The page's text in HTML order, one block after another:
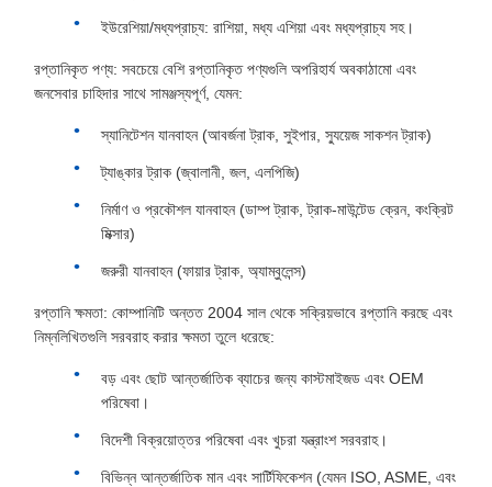
ইউরেশিয়া/মধ্যপ্রাচ্য: রাশিয়া, মধ্য এশিয়া এবং মধ্যপ্রাচ্য সহ।
রপ্তানিকৃত পণ্য: সবচেয়ে বেশি রপ্তানিকৃত পণ্যগুলি অপরিহার্য অবকাঠামো এবং
জনসেবার চাহিদার সাথে সামঞ্জস্যপূর্ণ, যেমন:
স্যানিটেশন যানবাহন (আবর্জনা ট্রাক, সুইপার, স্যুয়েজ সাকশন ট্রাক)
ট্যাঙ্কার ট্রাক (জ্বালানী, জল, এলপিজি)
নির্মাণ ও প্রকৌশল যানবাহন (ডাম্প ট্রাক, ট্রাক-মাউন্টেড ক্রেন, কংক্রিট
মিক্সার)
জরুরী যানবাহন (ফায়ার ট্রাক, অ্যাম্বুলেন্স)
রপ্তানি ক্ষমতা: কোম্পানিটি অন্তত 2004 সাল থেকে সক্রিয়ভাবে রপ্তানি করছে এবং
নিম্নলিখিতগুলি সরবরাহ করার ক্ষমতা তুলে ধরেছে:
বড় এবং ছোট আন্তর্জাতিক ব্যাচের জন্য কাস্টমাইজড এবং OEM
পরিষেবা।
বিদেশী বিক্রয়োত্তর পরিষেবা এবং খুচরা যন্ত্রাংশ সরবরাহ।
বিভিন্ন আন্তর্জাতিক মান এবং সার্টিফিকেশন (যেমন ISO, ASME, এবং